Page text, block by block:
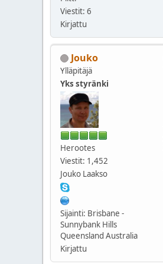
Viestit: 6
Kirjattu
Jouko
Ylläpitäjä
Yks styränki
Herootes
Viestit: 1,452
Jouko Laakso
Sijainti: Brisbane -
Sunnybank Hills
Queensland Australia
Kirjattu